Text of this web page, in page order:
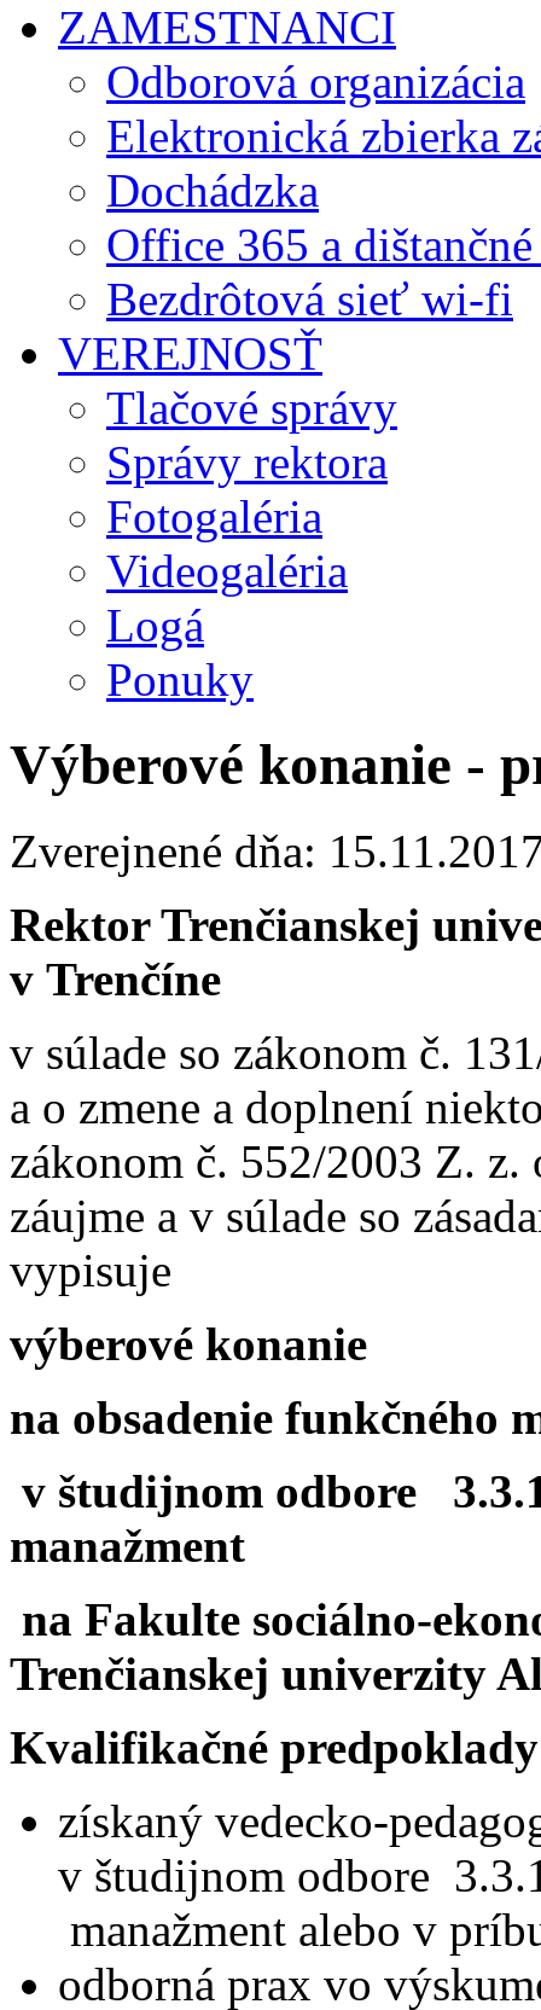
ZAMESTNANCI
Odborová organizácia
Elektronická zbierka
Dochádzka
Office 365 a
Bezdrôtová sieť wi-fi
VEREJNOSŤ
Tlačové správy
Správy rektora
Fotogaléria
Videogaléria
Logá
Ponuky
Výberové konanie -
Zverejnené dňa:
Rektor Trenčianskej
v Trenčíne
v súlade so zákonom č.
a o zmene a doplnení
zákonom č. 552/2003 Z.
záujme a v súlade so
vypisuje
výberové konanie
na obsadenie funkčného
v študijnom odbore
manažment
na Fakulte sociálno-
Trenčianskej univerzity
Kvalifikačné
získaný vedecko-
v študijnom odbore
manažment alebo v
odborná prax vo